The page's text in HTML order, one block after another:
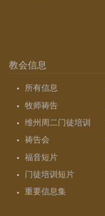
教会信息
所有信息
牧师祷告
维州周二门徒培训
祷告会
福音短片
门徒培训短片
重要信息集